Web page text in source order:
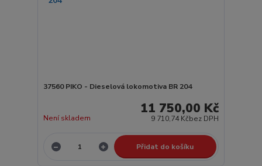
37560 PIKO - Dieselová lokomotiva BR 204
11 750,00 Kč
9 710,74 Kčbez DPH
Není skladem
Přidat do košíku